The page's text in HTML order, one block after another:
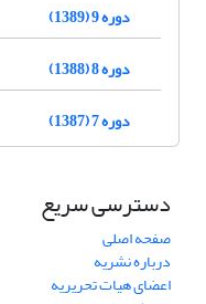
دوره 9 (1389)
دوره 8 (1388)
دوره 7 (1387)
دسترسی سریع
صفحه اصلی
درباره نشریه
اعضای هیات تحریریه